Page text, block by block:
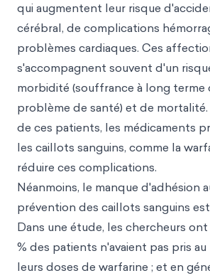
qui augmentent leur risque
cérébral, de complications
problèmes cardiaques. Ces
s'accompagnent souvent d'un
morbidité (souffrance à long terme
problème de santé) et de
de ces patients, les médicaments
les caillots sanguins, comme la
réduire ces complications.
Néanmoins, le manque d'adhésion
prévention des caillots sanguins
Dans une étude, les chercheurs
% des patients n'avaient pas pris au
leurs doses de warfarine ; et en